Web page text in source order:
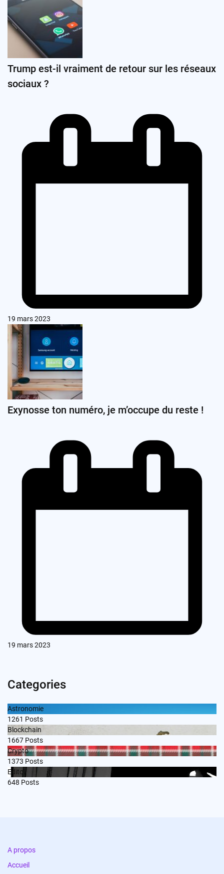
Trump est-il vraiment de retour sur les réseaux
sociaux ?
19 mars 2023
Exynosse ton numéro, je m’occupe du reste !
19 mars 2023
Categories
Astronomie
1261 Posts
Blockchain
1667 Posts
Crypto
1373 Posts
Edito
648 Posts
A propos
Accueil